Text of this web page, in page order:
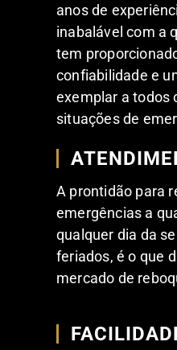
anos de
inabalável com a
tem
confiabilidade e
exemplar a todos
situações de
A prontidão para
emergências a
qualquer dia da
feriados, é o que
mercado de